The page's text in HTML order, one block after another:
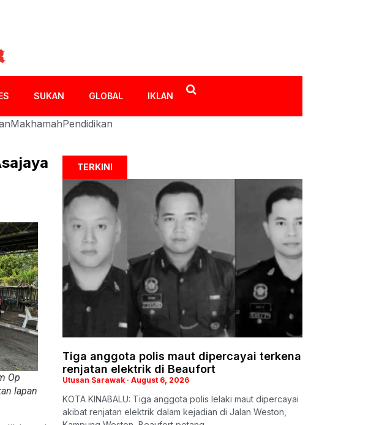
SUKAN GLOBAL IKLAN
MakhamahPendidikan
Op
lapan
TERKINI
Tiga anggota polis maut dipercayai terkena
renjatan elektrik di Beaufort
Utusan Sarawak August 6, 2026
KOTA KINABALU: Tiga anggota polis lelaki maut dipercayai
akibat renjatan elektrik dalam kejadian di Jalan Weston,